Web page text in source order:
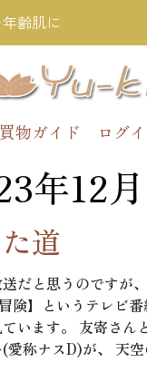
齢肌に
物ガイド ログ
年12
道
だと思うのですが
険】というテレビ番
います。 友寄さん
愛称ナスD)が、 天